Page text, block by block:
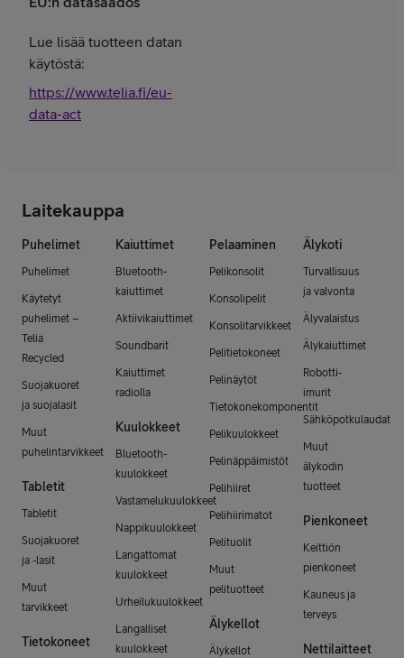
Lue lisää tuotteen datan
käytöstä:
https://www.telia.fi/eu-
data-act
Laitekauppa
Puhelimet
Puhelimet
Käytetyt
puhelimet –
Telia
Recycled
Suojakuoret
ja suojalasit
Muut
puhelintarvikkeet
Tabletit
Tabletit
Suojakuoret
ja -lasit
Muut
tarvikkeet
Tietokoneet
Kaiuttimet
Bluetooth-
kaiuttimet
Aktiivikaiuttimet
Soundbarit
Kaiuttimet
radiolla
Kuulokkeet
Bluetooth-
kuulokkeet
Vastamelukuulokkeet
Nappikuulokkeet
Langattomat
kuulokkeet
Urheilukuulokkeet
Langalliset
kuulokkeet
Pelaaminen
Pelikonsolit
Konsolipelit
Konsolitarvikkeet
Pelitietokoneet
Pelinäytöt
Tietokonekomponentit
Pelikuulokkeet
Pelinäppäimistöt
Pelihiiret
Pelihiirimatot
Pelituolit
Muut
pelituotteet
Älykellot
Älykellot
Älykoti
Turvallisuus
ja valvonta
Älyvalaistus
Älykaiuttimet
Robotti-
imurit
Sähköpotkulaudat
Muut
älykodin
tuotteet
Pienkoneet
Keittiön
pienkoneet
Kauneus ja
terveys
Nettilaitteet